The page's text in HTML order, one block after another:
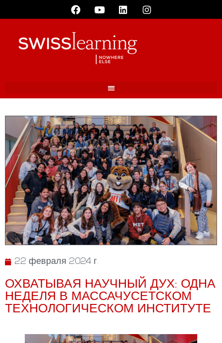
22 февраля 2024 г.
ОХВАТЫВАЯ НАУЧНЫЙ ДУХ: ОДНА
НЕДЕЛЯ В МАССАЧУСЕТСКОМ
ТЕХНОЛОГИЧЕСКОМ ИНСТИТУТЕ